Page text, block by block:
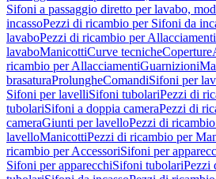
Sifoni a passaggio diretto per lavabo,
incassoPezzi di ricambio per Sifoni da
lavaboPezzi di ricambio per
lavaboManicottiCurve tecnicheCoperture
ricambio per AllacciamentiGuarnizioni
brasaturaProlungheComandiSifoni per
Sifoni per lavelliSifoni tubolariPezzi di
tubolariSifoni a doppia cameraPezzi di
cameraGiunti per lavelloPezzi di
lavelloManicottiPezzi di ricambio per
ricambio per AccessoriSifoni per
Sifoni per apparecchiSifoni tubolariPezzi